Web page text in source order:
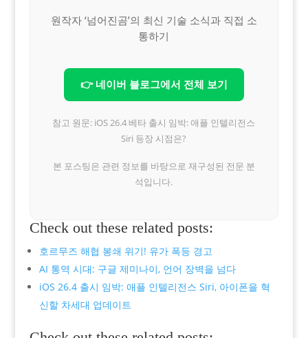
원작자 ‘넘어진곰’의 최신 기술 소식과 직접 소
통하기
👉 네이버 블로그에서 전체 보기
참고 원문: iOS 26.4 베타 출시 임박: 애플 인텔리전스
Siri 등장 시점은?
본 포스팅은 관련 정보를 바탕으로 재구성된 전문 분
석입니다.
Check out these related posts:
호르무즈 해협 봉쇄 위기! 유가 폭등 경고
AI 통역 시대: 구글 제미나이, 언어 장벽을 넘다
iOS 26.4 출시 임박: 애플 인텔리전스 Siri, 아이폰을 혁
신할 차세대 업데이트